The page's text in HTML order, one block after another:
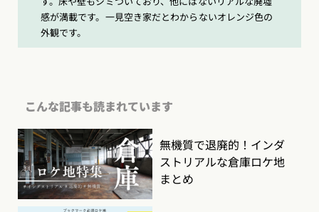
感が満載です。一見空き家だとわからないオレンジ色の
外観です。
こんな記事も読まれています
無機質で退廃的！インダ
ストリアルな倉庫ロケ地
まとめ